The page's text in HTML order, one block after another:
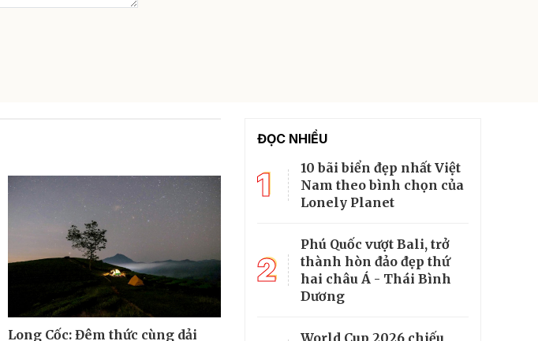
Long Cốc: Đêm thức cùng dải
ĐỌC NHIỀU
1
10 bãi biển đẹp nhất Việt
Nam theo bình chọn của
Lonely Planet
2
Phú Quốc vượt Bali, trở
thành hòn đảo đẹp thứ
hai châu Á - Thái Bình
Dương
World Cup 2026 chiếu